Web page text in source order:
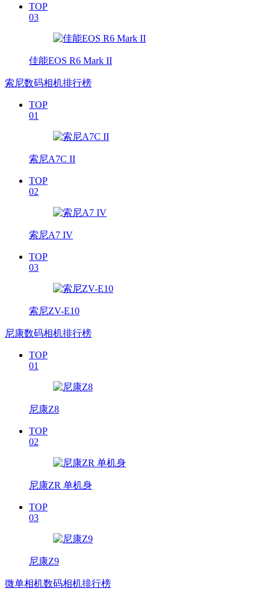
TOP
03
佳能EOS R6 Mark II
索尼数码相机排行榜
TOP
01
索尼A7C II
TOP
02
索尼A7 IV
TOP
03
索尼ZV-E10
尼康数码相机排行榜
TOP
01
尼康Z8
TOP
02
尼康ZR 单机身
TOP
03
尼康Z9
微单相机数码相机排行榜